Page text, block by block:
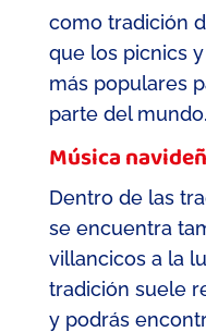
como tradición
que los picnics
más populares
parte del mundo.
Música
Dentro de las
se encuentra
villancicos a la
tradición suele
y podrás